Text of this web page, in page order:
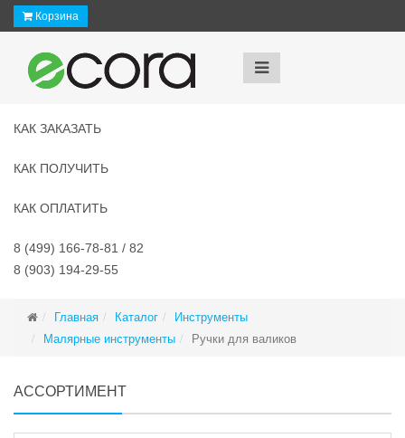
Корзина
КАК ЗАКАЗАТЬ
КАК ПОЛУЧИТЬ
КАК ОПЛАТИТЬ
8 (499) 166-78-81 / 82
8 (903) 194-29-55
Главная Каталог
Инструменты
Малярные инструменты
Ручки для валиков
АССОРТИМЕНТ